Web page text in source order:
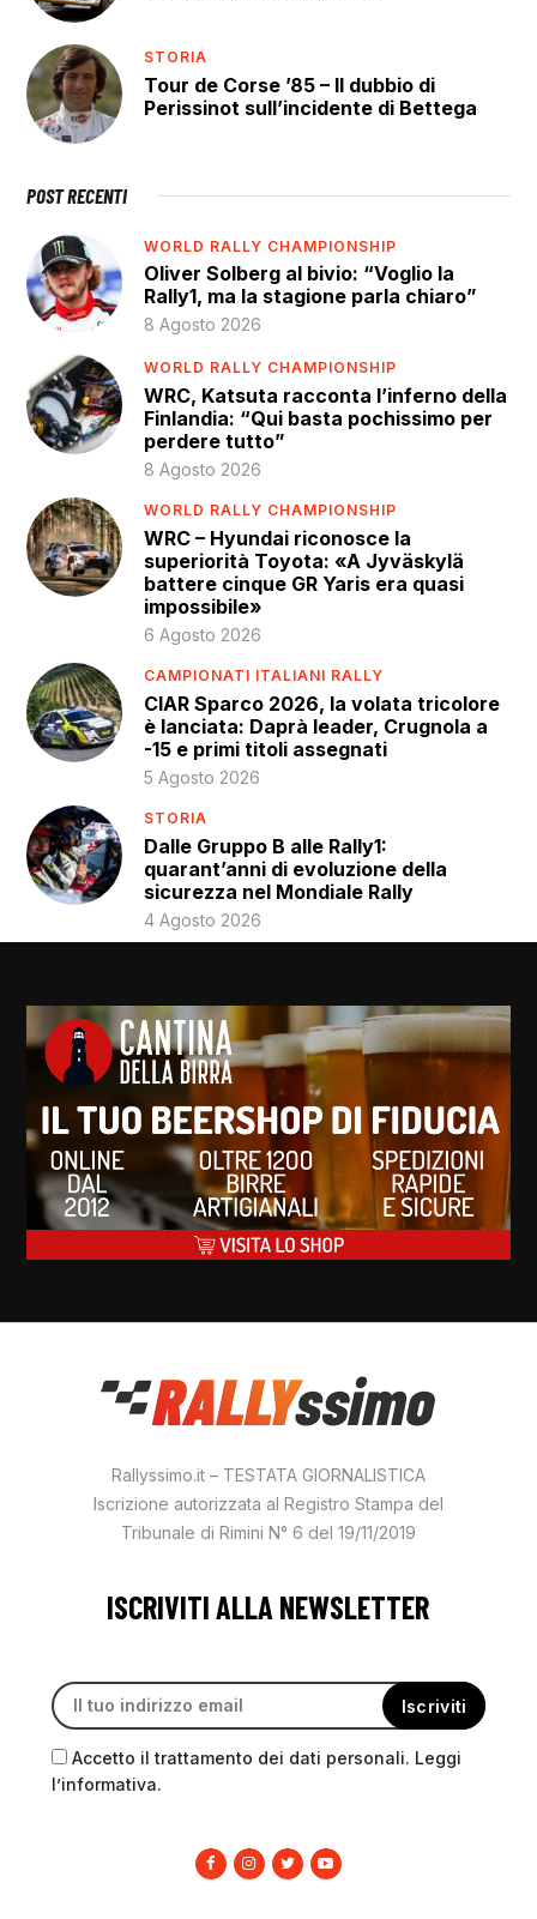
STORIA
Tour de Corse ’85 – Il dubbio di
Perissinot sull’incidente di Bettega
POST RECENTI
WORLD RALLY CHAMPIONSHIP
Oliver Solberg al bivio: “Voglio la
Rally1, ma la stagione parla chiaro”
8 Agosto 2026
WORLD RALLY CHAMPIONSHIP
WRC, Katsuta racconta l’inferno della
Finlandia: “Qui basta pochissimo per
perdere tutto”
8 Agosto 2026
WORLD RALLY CHAMPIONSHIP
WRC – Hyundai riconosce la
superiorità Toyota: «A Jyväskylä
battere cinque GR Yaris era quasi
impossibile»
6 Agosto 2026
CAMPIONATI ITALIANI RALLY
CIAR Sparco 2026, la volata tricolore
è lanciata: Daprà leader, Crugnola a
-15 e primi titoli assegnati
5 Agosto 2026
STORIA
Dalle Gruppo B alle Rally1:
quarant’anni di evoluzione della
sicurezza nel Mondiale Rally
4 Agosto 2026
Rallyssimo.it – TESTATA GIORNALISTICA
Iscrizione autorizzata al Registro Stampa del
Tribunale di Rimini N° 6 del 19/11/2019
ISCRIVITI ALLA NEWSLETTER
Accetto il trattamento dei dati personali. Leggi
l’informativa.